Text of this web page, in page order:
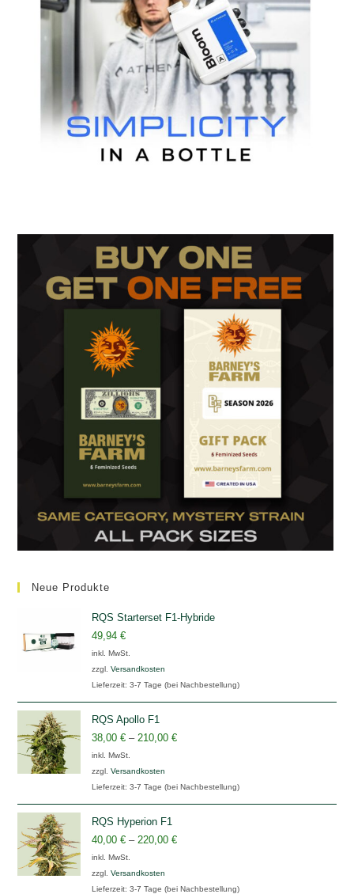
Neue Produkte
RQS Starterset F1-Hybride
49,94€
inkl. MwSt.
zzgl.Versandkosten
Lieferzeit:3-7 Tage (bei Nachbestellung)
RQS Apollo F1
38,00€ – 210,00€
inkl. MwSt.
zzgl.Versandkosten
Lieferzeit:3-7 Tage (bei Nachbestellung)
RQS Hyperion F1
40,00€ – 220,00€
inkl. MwSt.
zzgl.Versandkosten
Lieferzeit:3-7 Tage (bei Nachbestellung)